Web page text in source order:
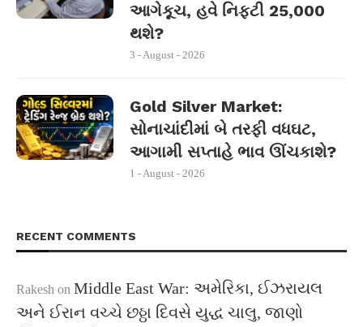
આગેકૂચ, હવે નિફ્ટી 25,000
થશે?
3 - August - 2026
Gold Silver Market:
સોનાચાંદીમાં બે તરફી વધઘટ,
આગામી સપ્તાહે ભાવ ઊંચકાશે?
1 - August - 2026
RECENT COMMENTS
Rakesh on Middle East War: અમેરિકા, ઈઝરાયલ
અને ઈરાન વચ્ચે છઠ્ઠા દિવસે યુદ્ધ ચાલુ, જાણો